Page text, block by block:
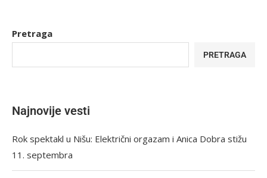
Pretraga
PRETRAGA
Najnovije vesti
Rok spektakl u Nišu: Električni orgazam i Anica Dobra stižu
11. septembra